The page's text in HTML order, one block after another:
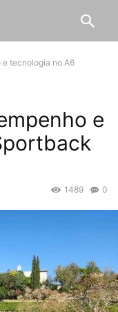
e tecnologia no A6
e
0
1489